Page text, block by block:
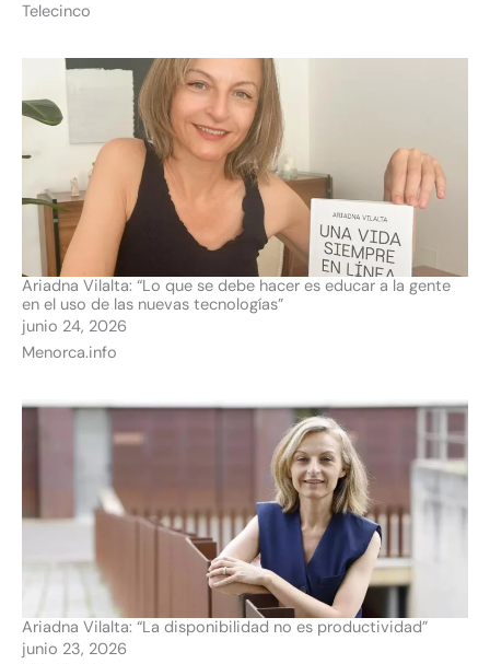
Telecinco
Ariadna Vilalta: “Lo que se debe hacer es educar a la gente
en el uso de las nuevas tecnologías”
junio 24, 2026
Menorca.info
Ariadna Vilalta: “La disponibilidad no es productividad”
junio 23, 2026